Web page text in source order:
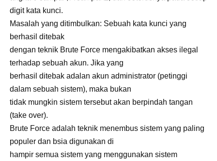
digit kata kunci.
Masalah yang ditimbulkan: Sebuah kata kunci yang
berhasil ditebak
dengan teknik Brute Force mengakibatkan akses ilegal
terhadap sebuah akun. Jika yang
berhasil ditebak adalan akun administrator (petinggi
dalam sebuah sistem), maka bukan
tidak mungkin sistem tersebut akan berpindah tangan
(take over).
Brute Force adalah teknik menembus sistem yang paling
populer dan bsia digunakan di
hampir semua sistem yang menggunakan sistem